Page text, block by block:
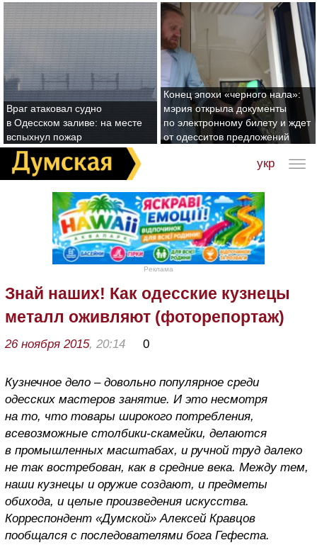
Враг атаковал судно
в Одесском заливе: на месте
вспыхнул пожар
Конец эпохи «черного нала»:
мэрия открыла документы
по электронному билету и ждет
от одесситов предложений
укр
Реклама
Знай наших! Как одесские кузнецы
металл оживляют (фоторепортаж)
26 ноября 2015, 20:14 0
Кузнечное дело – довольно популярное среди
одесских мастеров занятие. И это несмотря
на то, что товары широкого потребления,
всевозможные столбики-скамейки, делаются
в промышленных масштабах, и ручной труд далеко
не так востребован, как в средние века. Между тем,
наши кузнецы и оружие создают, и предметы
обихода, и целые произведения искусства.
Корреспондент «Думской» Алексей Кравцов
пообщался с последователями бога Гефеста.